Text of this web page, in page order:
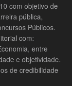
com objetivo de
pública,
Públicos.
com:
entre
e objetividade.
de credibilidade